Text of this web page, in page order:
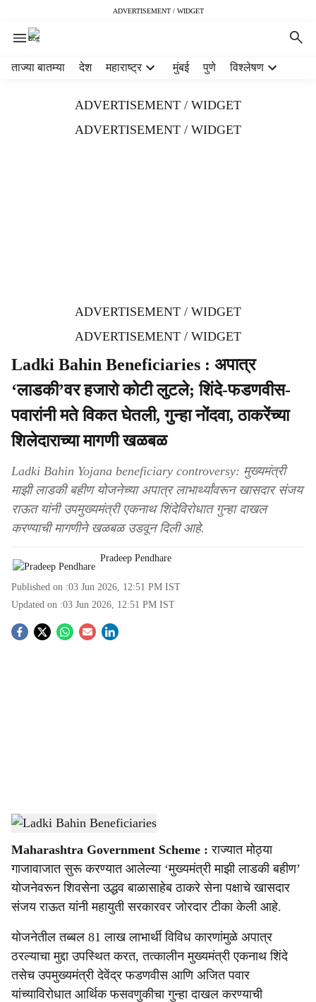
ADVERTISEMENT / WIDGET
ताज्या बातम्या देश महाराष्ट्र मुंबई पुणे विश्लेषण
ADVERTISEMENT / WIDGET
ADVERTISEMENT / WIDGET
ADVERTISEMENT / WIDGET
ADVERTISEMENT / WIDGET
Ladki Bahin Beneficiaries : अपात्र
‘लाडकी’वर हजारो कोटी लुटले; शिंदे-फडणवीस-
पवारांनी मते विकत घेतली, गुन्हा नोंदवा, ठाकरेंच्या
शिलेदाराच्या मागणी खळबळ
Ladki Bahin Yojana beneficiary controversy: मुख्यमंत्री
माझी लाडकी बहीण योजनेच्या अपात्र लाभार्थ्यांवरून खासदार संजय
राऊत यांनी उपमुख्यमंत्री एकनाथ शिंदेविरोधात गुन्हा दाखल
करण्याची मागणीने खळबळ उडवून दिली आहे.
Pradeep Pendhare
Published on :03 Jun 2026, 12:51 PM IST
Updated on :03 Jun 2026, 12:51 PM IST
S
a
r
Ladki Bahin Beneficiaries-Sarkarnama
Maharashtra Government Scheme : राज्यात मोठ्या
गाजावाजात सुरू करण्यात आलेल्या ‘मुख्यमंत्री माझी लाडकी बहीण’
योजनेवरून शिवसेना उद्धव बाळासाहेब ठाकरे सेना पक्षाचे खासदार
संजय राऊत यांनी महायुती सरकारवर जोरदार टीका केली आहे.
योजनेतील तब्बल 81 लाख लाभार्थी विविध कारणांमुळे अपात्र
ठरल्याचा मुद्दा उपस्थित करत, तत्कालीन मुख्यमंत्री एकनाथ शिंदे
तसेच उपमुख्यमंत्री देवेंद्र फडणवीस आणि अजित पवार
यांच्याविरोधात आर्थिक फसवणुकीचा गुन्हा दाखल करण्याची